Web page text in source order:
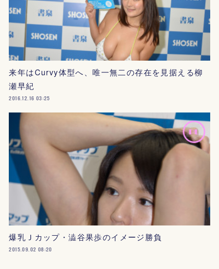
来年はCurvy体型へ、唯一無二の存在を見据える柳
瀬早紀
2016.12.16 03:25
爆乳Ｊカップ・澁谷果歩のイメージ勝負
2015.09.02 08:20